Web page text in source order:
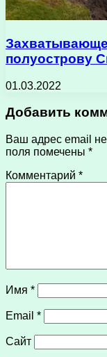
полуострову
01.03.2022
Добавить
Ваш адрес email не
поля помечены *
Комментарий *
Имя *
Email *
Сайт